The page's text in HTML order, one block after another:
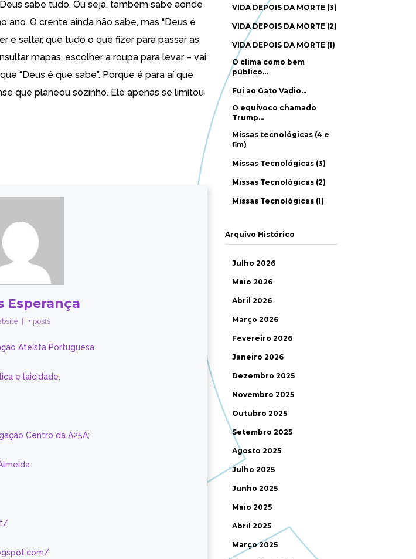
sabe tudo. Ou seja, também sabe aonde
ano. O crente ainda não sabe, mas “Deus é
e saltar, que tudo o que fizer para passar as
mapas, escolher a roupa para levar – vai
“Deus é que sabe”. Porque é para aí que
que planeou sozinho. Ele apenas se limitou
Esperança
+ posts
Ateísta Portuguesa
e laicidade;
Centro da A25A;
VIDA DEPOIS DA MORTE (3)
VIDA DEPOIS DA MORTE (2)
VIDA DEPOIS DA MORTE (1)
O clima como bem
público…
Fui ao Gato Vadio…
O equívoco chamado
Trump…
Missas tecnológicas (4 e
fim)
Missas Tecnológicas (3)
Missas Tecnológicas (2)
Missas Tecnológicas (1)
Arquivo Histórico
Julho 2026
Maio 2026
Abril 2026
Março 2026
Fevereiro 2026
Janeiro 2026
Dezembro 2025
Novembro 2025
Outubro 2025
Setembro 2025
Agosto 2025
Julho 2025
Junho 2025
Maio 2025
Abril 2025
Março 2025